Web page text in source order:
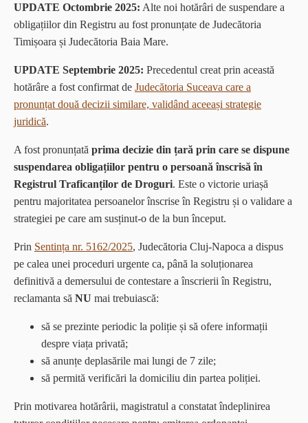
UPDATE Octombrie 2025: Alte noi hotărâri de suspendare a
obligațiilor din Registru au fost pronunțate de Judecătoria
Timișoara și Judecătoria Baia Mare.
UPDATE Septembrie 2025: Precedentul creat prin această
hotărâre a fost confirmat de Judecătoria Suceava care a
pronunțat două decizii similare, validând aceeași strategie
juridică.
A fost pronunțată prima decizie din țară prin care se dispune
suspendarea obligațiilor pentru o persoană înscrisă în
Registrul Traficanților de Droguri. Este o victorie uriașă
pentru majoritatea persoanelor înscrise în Registru și o validare a
strategiei pe care am susținut-o de la bun început.
Prin Sentința nr. 5162/2025, Judecătoria Cluj-Napoca a dispus
pe calea unei proceduri urgente ca, până la soluționarea
definitivă a demersului de contestare a înscrierii în Registru,
reclamanta să NU mai trebuiască:
să se prezinte periodic la poliție și să ofere informații
despre viața privată;
să anunțe deplasările mai lungi de 7 zile;
să permită verificări la domiciliu din partea poliției.
Prin motivarea hotărârii, magistratul a constatat îndeplinirea